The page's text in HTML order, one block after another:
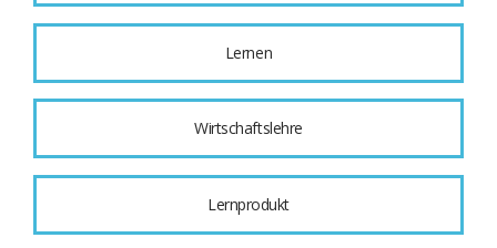
Lernen
Wirtschaftslehre
Lernprodukt